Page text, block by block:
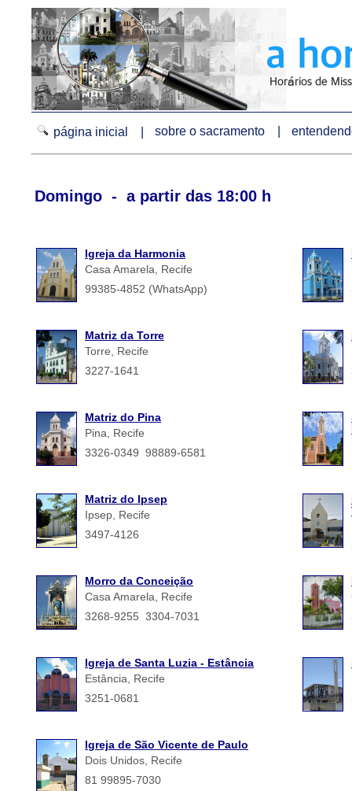
página inicial | sobre o sacramento |
Domingo - a partir das 18:00 h
Igreja da Harmonia
Casa Amarela, Recife
99385-4852 (WhatsApp)
Matriz da Torre
Torre, Recife
3227-1641
Matriz do Pina
Pina, Recife
3326-0349 98889-6581
Matriz do Ipsep
Ipsep, Recife
3497-4126
Morro da Conceição
Casa Amarela, Recife
3268-9255 3304-7031
Igreja de Santa Luzia - Estância
Estância, Recife
3251-0681
Igreja de São Vicente de Paulo
Dois Unidos, Recife
81 99895-7030